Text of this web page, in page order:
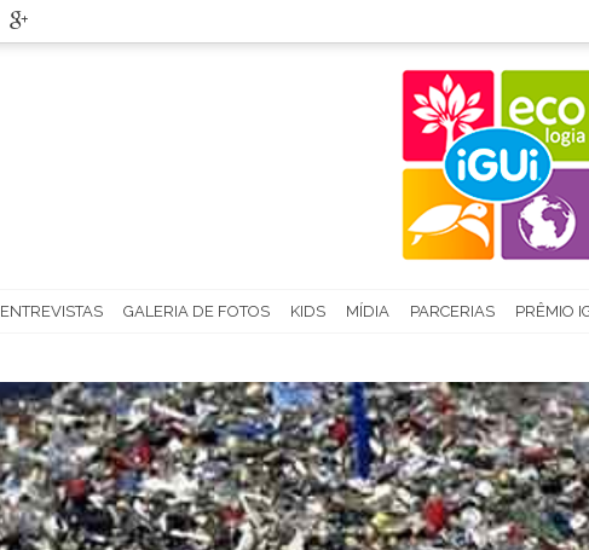
ENTREVISTAS GALERIA DE FOTOS KIDS MÍDIA PARCERIAS PRÊMIO